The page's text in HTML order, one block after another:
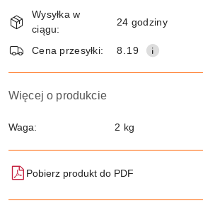
i
dostawa
Wysyłka w
ciągu:
24 godziny
Cena przesyłki: 8.19
Więcej o produkcie
Waga: 2 kg
Pobierz produkt do PDF